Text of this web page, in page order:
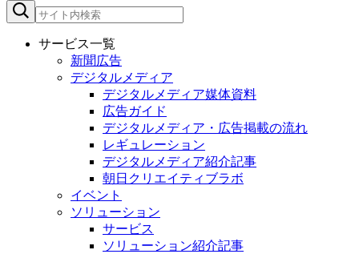
サービス一覧
新聞広告
デジタルメディア
デジタルメディア媒体資料
広告ガイド
デジタルメディア・広告掲載の流れ
レギュレーション
デジタルメディア紹介記事
朝日クリエイティブラボ
イベント
ソリューション
サービス
ソリューション紹介記事